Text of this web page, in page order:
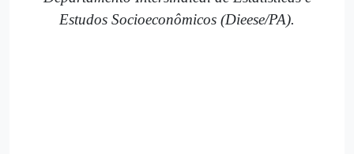
Estudos Socioeconômicos (Dieese/PA).